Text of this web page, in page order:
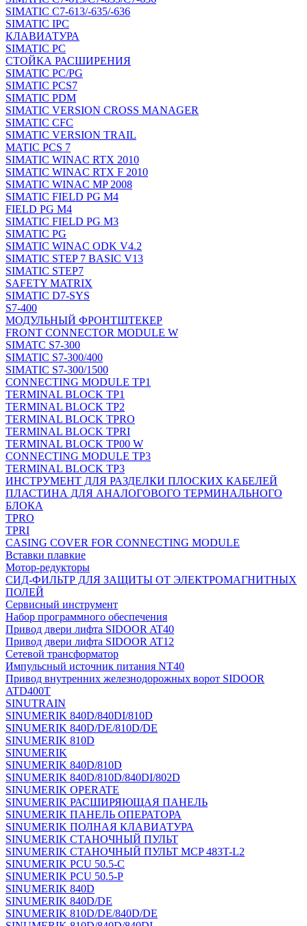
SIMATIC C7-613/-635/-636
SIMATIC IPC
КЛАВИАТУРА
SIMATIC PC
СТОЙКА РАСШИРЕНИЯ
SIMATIC PC/PG
SIMATIC PCS7
SIMATIC PDM
SIMATIC VERSION CROSS MANAGER
SIMATIC CFC
SIMATIC VERSION TRAIL
MATIC PCS 7
SIMATIC WINAC RTX 2010
SIMATIC WINAC RTX F 2010
SIMATIC WINAC MP 2008
SIMATIC FIELD PG M4
FIELD PG M4
SIMATIC FIELD PG M3
SIMATIC PG
SIMATIC WINAC ODK V4.2
SIMATIC STEP 7 BASIC V13
SIMATIC STEP7
SAFETY MATRIX
SIMATIC D7-SYS
S7-400
МОДУЛЬНЫЙ ФРОНТШТЕКЕР
FRONT CONNECTOR MODULE W
SIMATC S7-300
SIMATIC S7-300/400
SIMATIC S7-300/1500
CONNECTING MODULE TP1
TERMINAL BLOCK TP1
TERMINAL BLOCK TP2
TERMINAL BLOCK TPRO
TERMINAL BLOCK TPRI
TERMINAL BLOCK TP00 W
CONNECTING MODULE TP3
TERMINAL BLOCK TP3
ИНСТРУМЕНТ ДЛЯ РАЗДЕЛКИ ПЛОСКИХ КАБЕЛЕЙ
ПЛАСТИНА ДЛЯ АНАЛОГОВОГО ТЕРМИНАЛЬНОГО
БЛОКА
TPRO
TPRI
CASING COVER FOR CONNECTING MODULE
Вставки плавкие
Мотор-редукторы
СИД-ФИЛЬТР ДЛЯ ЗАЩИТЫ ОТ ЭЛЕКТРОМАГНИТНЫХ
ПОЛЕЙ
Сервисный инструмент
Набор программного обеспечения
Привод двери лифта SIDOOR AT40
Привод двери лифта SIDOOR AT12
Сетевой трансформатор
Импульсный источник питания NT40
Привод внутренних железнодорожных ворот SIDOOR
ATD400T
SINUTRAIN
SINUMERIK 840D/840DI/810D
SINUMERIK 840D/DE/810D/DE
SINUMERIK 810D
SINUMERIK
SINUMERIK 840D/810D
SINUMERIK 840D/810D/840DI/802D
SINUMERIK OPERATE
SINUMERIK РАСШИРЯЮЩАЯ ПАНЕЛЬ
SINUMERIK ПАНЕЛЬ ОПЕРАТОРА
SINUMERIK ПОЛНАЯ КЛАВИАТУРА
SINUMERIK СТАНОЧНЫЙ ПУЛЬТ
SINUMERIK СТАНОЧНЫЙ ПУЛЬТ MCP 483T-L2
SINUMERIK PCU 50.5-C
SINUMERIK PCU 50.5-P
SINUMERIK 840D
SINUMERIK 840D/DE
SINUMERIK 810D/DE/840D/DE